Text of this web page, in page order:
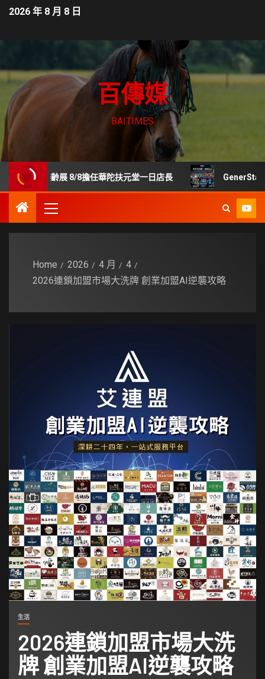
2026 年 8 月 8 日
百傳媒
BAITIMES
樂齡展 8/8擔任華陀扶元堂一日店長 GenerStand 擬推
Home 2026 4 月
4
2026連鎖加盟市場大洗牌 創業加盟AI逆襲攻略
生活
2026連鎖加盟市場大洗
牌 創業加盟AI逆襲攻略